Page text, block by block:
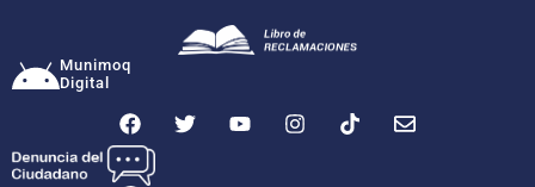
Munimoq
Digital